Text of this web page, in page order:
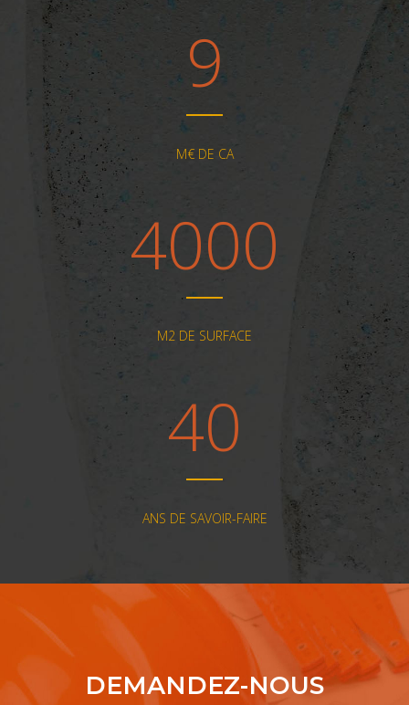
9
M€ DE CA
4000
M2 DE SURFACE
40
ANS DE SAVOIR-FAIRE
DEMANDEZ-NOUS